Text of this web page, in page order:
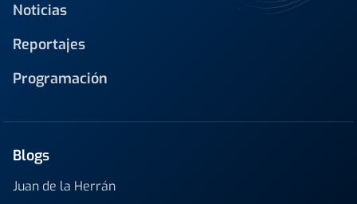
Noticias
Reportajes
Programación
Blogs
Juan de la Herrán